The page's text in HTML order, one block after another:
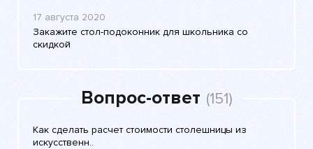
17 августа 2020
Закажите стол-подоконник для школьника со
скидкой
Вопрос-ответ (151)
Как сделать расчет стоимости столешницы из
искусственн..